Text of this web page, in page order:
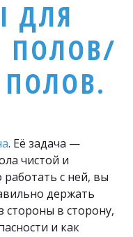
ДЛЯ
ПОЛОВ/
. Её задача —
чистой и
с ней, вы
держать
в сторону,
и как